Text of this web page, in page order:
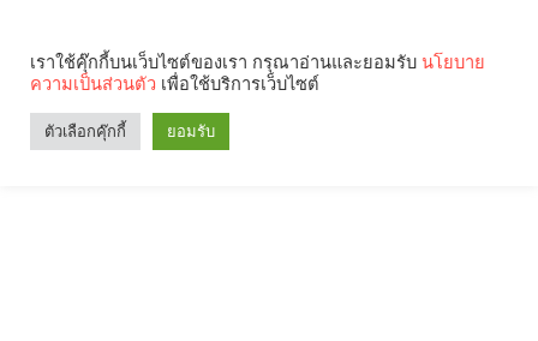
เราใช้คุ๊กกี้บนเว็บไซต์ของเรา กรุณาอ่านและยอมรับ นโยบาย
ความเป็นส่วนตัว เพื่อใช้บริการเว็บไซต์
ตัวเลือกคุ๊กกี้ ยอมรับ